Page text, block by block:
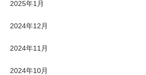
2025年1月
2024年12月
2024年11月
2024年10月